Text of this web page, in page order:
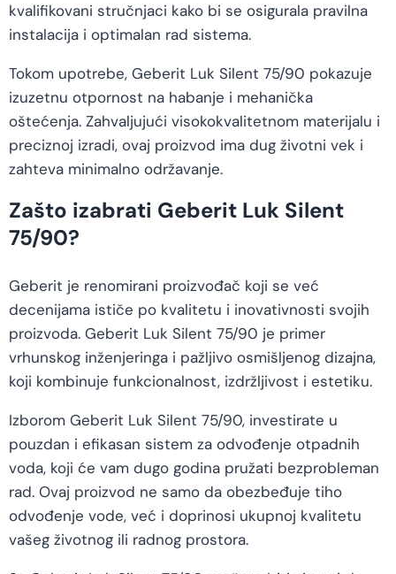
kvalifikovani stručnjaci kako bi se osigurala pravilna
instalacija i optimalan rad sistema.
Tokom upotrebe, Geberit Luk Silent 75/90 pokazuje
izuzetnu otpornost na habanje i mehanička
oštećenja. Zahvaljujući visokokvalitetnom materijalu i
preciznoj izradi, ovaj proizvod ima dug životni vek i
zahteva minimalno održavanje.
Zašto izabrati Geberit Luk Silent
75/90?
Geberit je renomirani proizvođač koji se već
decenijama ističe po kvalitetu i inovativnosti svojih
proizvoda. Geberit Luk Silent 75/90 je primer
vrhunskog inženjeringa i pažljivo osmišljenog dizajna,
koji kombinuje funkcionalnost, izdržljivost i estetiku.
Izborom Geberit Luk Silent 75/90, investirate u
pouzdan i efikasan sistem za odvođenje otpadnih
voda, koji će vam dugo godina pružati bezprobleman
rad. Ovaj proizvod ne samo da obezbeđuje tiho
odvođenje vode, već i doprinosi ukupnoj kvalitetu
vašeg životnog ili radnog prostora.